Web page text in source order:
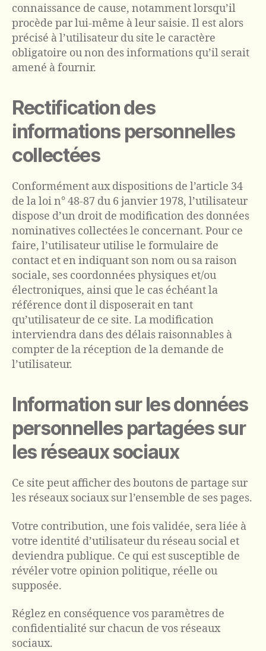
connaissance de cause, notamment lorsqu’il
procède par lui-même à leur saisie. Il est alors
précisé à l’utilisateur du site le caractère
obligatoire ou non des informations qu’il serait
amené à fournir.
Rectification des
informations personnelles
collectées
Conformément aux dispositions de l’article 34
de la loi n° 48-87 du 6 janvier 1978, l’utilisateur
dispose d’un droit de modification des données
nominatives collectées le concernant. Pour ce
faire, l’utilisateur utilise le formulaire de
contact et en indiquant son nom ou sa raison
sociale, ses coordonnées physiques et/ou
électroniques, ainsi que le cas échéant la
référence dont il disposerait en tant
qu’utilisateur de ce site. La modification
interviendra dans des délais raisonnables à
compter de la réception de la demande de
l’utilisateur.
Information sur les données
personnelles partagées sur
les réseaux sociaux
Ce site peut afficher des boutons de partage sur
les réseaux sociaux sur l’ensemble de ses pages.
Votre contribution, une fois validée, sera liée à
votre identité d’utilisateur du réseau social et
deviendra publique. Ce qui est susceptible de
révéler votre opinion politique, réelle ou
supposée.
Réglez en conséquence vos paramètres de
confidentialité sur chacun de vos réseaux
sociaux.